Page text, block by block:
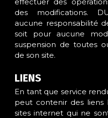
effectuer des
des modifications.
aucune responsabilité
soit pour aucune
suspension de toutes
de son site.
LIENS
En tant que service
peut contenir des liens
sites internet qui ne